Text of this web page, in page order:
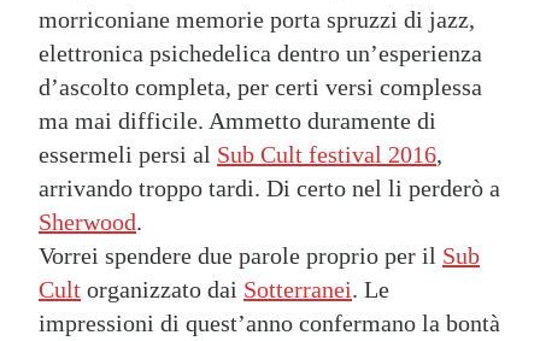
morriconiane memorie porta spruzzi di jazz,
elettronica psichedelica dentro un’esperienza
d’ascolto completa, per certi versi complessa
ma mai difficile. Ammetto duramente di
essermeli persi al Sub Cult festival 2016,
arrivando troppo tardi. Di certo nel li perderò a
Sherwood.
Vorrei spendere due parole proprio per il Sub
Cult organizzato dai Sotterranei. Le
impressioni di quest’anno confermano la bontà